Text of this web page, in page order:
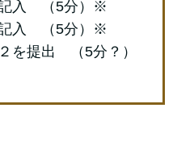
記入 （5分）※
記入 （5分）※
を提出 （5分？）